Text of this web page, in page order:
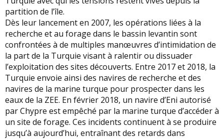
partition de l’île.
Dès leur lancement en 2007, les opérations liées à la
recherche et au forage dans le bassin levantin sont
confrontées à de multiples manœuvres d’intimidation de
la part de la Turquie visant à ralentir ou dissuader
l’exploitation des sites découverts. Entre 2017 et 2018, la
Turquie envoie ainsi des navires de recherche et des
navires de la marine turque pour prospecter dans les
eaux de la ZEE. En février 2018, un navire d’Eni autorisé
par Chypre est empêché par la marine turque d’accéder à
un site de forage. Ces incidents continuent à se produire
jusqu’à aujourd’hui, entraînant des retards dans